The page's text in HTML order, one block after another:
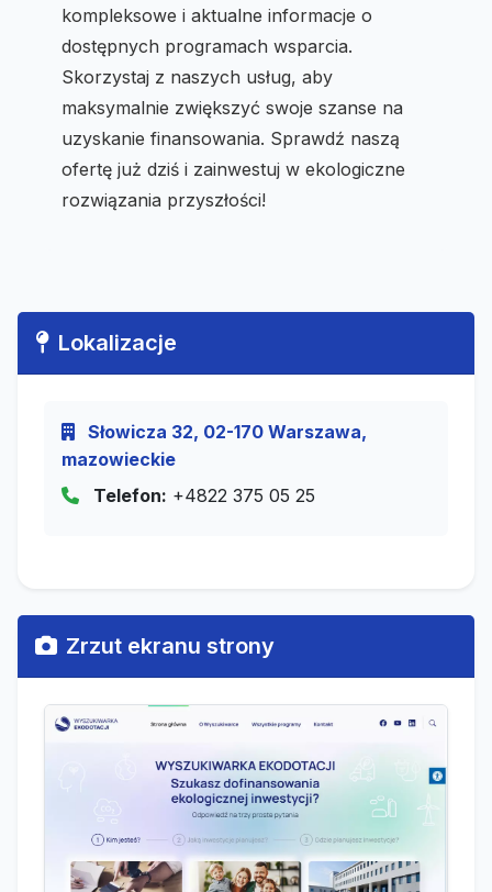
kompleksowe i aktualne informacje o
dostępnych programach wsparcia.
Skorzystaj z naszych usług, aby
maksymalnie zwiększyć swoje szanse na
uzyskanie finansowania. Sprawdź naszą
ofertę już dziś i zainwestuj w ekologiczne
rozwiązania przyszłości!
Lokalizacje
Słowicza 32, 02-170 Warszawa,
mazowieckie
Telefon: +4822 375 05 25
Zrzut ekranu strony